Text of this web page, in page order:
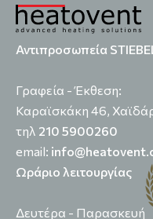
Αντιπροσωπεία
Γραφεία - Έκθεση:
Καραϊσκάκη 46,
τηλ 210 5900260
email:
Ωράριο λειτουργίας
Δευτέρα - Παρασκευή